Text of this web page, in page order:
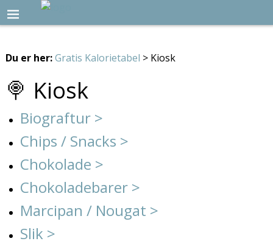
Du er her:Gratis Kalorietabel > Kiosk
🍭 Kiosk
Biograftur >
Chips / Snacks >
Chokolade >
Chokoladebarer >
Marcipan / Nougat >
Slik >